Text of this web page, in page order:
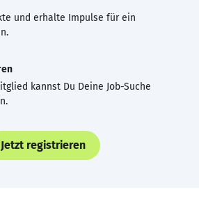
und erhalte Impulse für ein
kannst Du Deine Job-Suche
Jetzt registrieren